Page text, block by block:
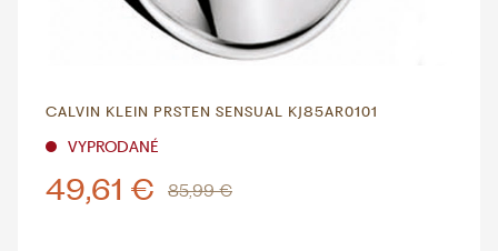
CALVIN KLEIN PRSTEN SENSUAL KJ85AR0101
VYPRODANÉ
49,61 € 85,99 €